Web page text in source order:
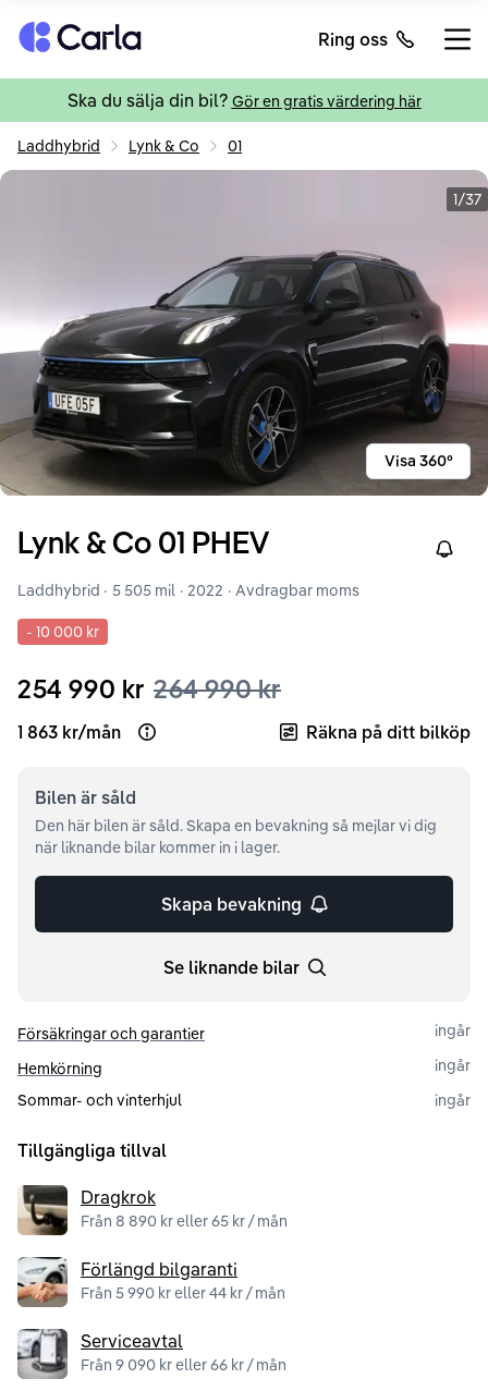
Tillbaka till startsidan Ring oss
Ska du sälja din bil? Gör en gratis värdering här
Laddhybrid Lynk & Co 01
1/37
Visa 360°
Lynk & Co 01 PHEV Right
Laddhybrid · 5 505 mil · 2022 · Avdragbar moms
- 10 000 kr
254 990 kr 264 990 kr
1 863 kr/mån Open loan example Räkna på ditt bilköp
Bilen är såld
Den här bilen är såld. Skapa en bevakning så mejlar vi dig
när liknande bilar kommer in i lager.
Skapa bevakning
Se liknande bilar
Försäkringar och garantier
ingår
Hemkörning
ingår
Sommar- och vinterhjul
ingår
Tillgängliga tillval
Dragkrok
Från 8 890 kr eller 65 kr / mån
Förlängd bilgaranti
Från 5 990 kr eller 44 kr / mån
Serviceavtal
Från 9 090 kr eller 66 kr / mån